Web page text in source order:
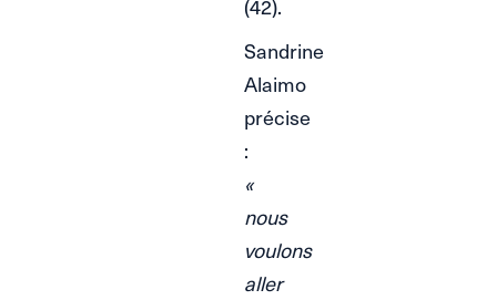
(42).
Sandrine
Alaimo
précise
:
«
nous
voulons
aller